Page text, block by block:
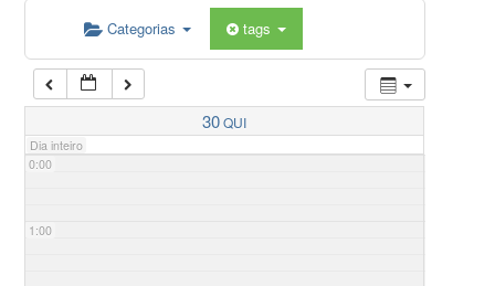
Categorias tags
30QUI
Dia inteiro
0:00
1:00